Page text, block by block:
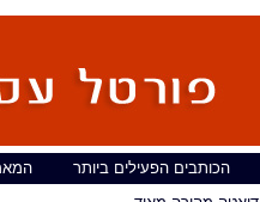
הכותבים הפעילים ביותר